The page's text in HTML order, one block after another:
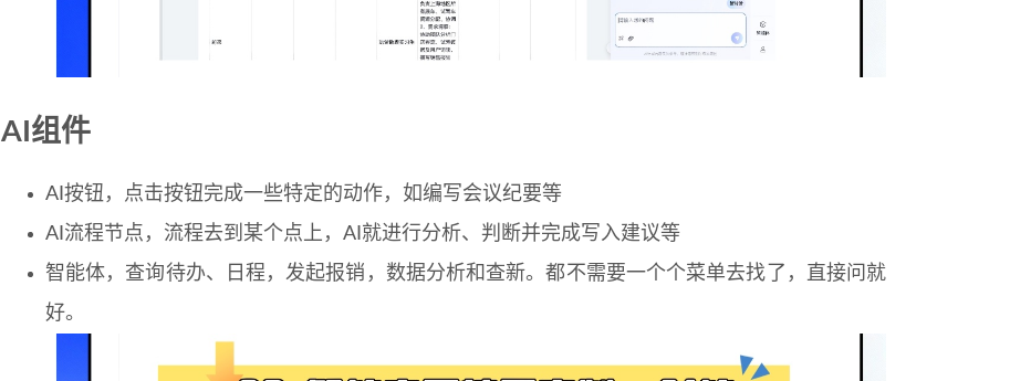
AI组件
AI按钮，点击按钮完成一些特定的动作，如编写会议纪要等
AI流程节点，流程去到某个点上，AI就进行分析、判断并完成写入建议等
智能体，查询待办、日程，发起报销，数据分析和查新。都不需要一个个菜单去找了，直接问就
好。